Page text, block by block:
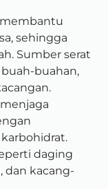
sehingga
Sumber serat
buahan,
daging
dan kacang-